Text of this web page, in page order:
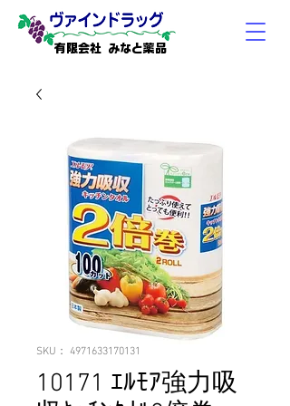
有限会社 みなと薬品
SKU： 4971633170131
10171 ｴﾙﾓｱ強力吸